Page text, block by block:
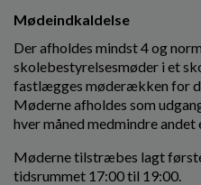
Mødeindkaldelse
Der afholdes mindst 4 og
skolebestyrelsesmøder i et
fastlægges møderækken for
Møderne afholdes som
hver måned medmindre andet
Møderne tilstræbes lagt
tidsrummet 17:00 til 19:00.